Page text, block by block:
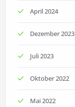
April 2024
Dezember 2023
Juli 2023
Oktober 2022
Mai 2022